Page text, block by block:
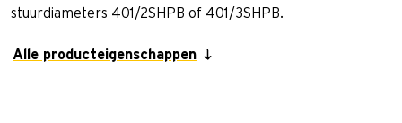
stuurdiameters 401/2SHPB of 401/3SHPB.
Alle producteigenschappen